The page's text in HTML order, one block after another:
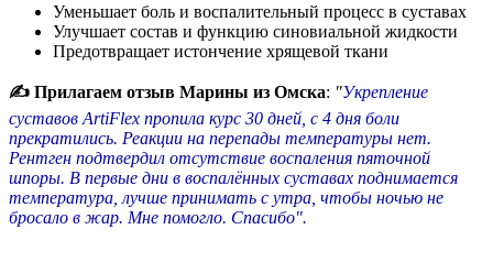
Уменьшает боль и воспалительный процесс в суставах
Улучшает состав и функцию синовиальной жидкости
Предотвращает истончение хрящевой ткани
✍ Прилагаем отзыв Марины из Омска: "Укрепление
суставов ArtiFlex пропила курс 30 дней, с 4 дня боли
прекратились. Реакции на перепады температуры нет.
Рентген подтвердил отсутствие воспаления пяточной
шпоры. В первые дни в воспалённых суставах поднимается
температура, лучше принимать с утра, чтобы ночью не
бросало в жар. Мне помогло. Спасибо".